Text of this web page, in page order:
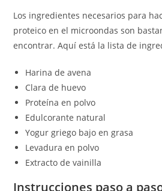
Los ingredientes necesarios para
proteico en el microondas son
encontrar. Aquí está la lista de
Harina de avena
Clara de huevo
Proteína en polvo
Edulcorante natural
Yogur griego bajo en grasa
Levadura en polvo
Extracto de vainilla
Instrucciones paso a